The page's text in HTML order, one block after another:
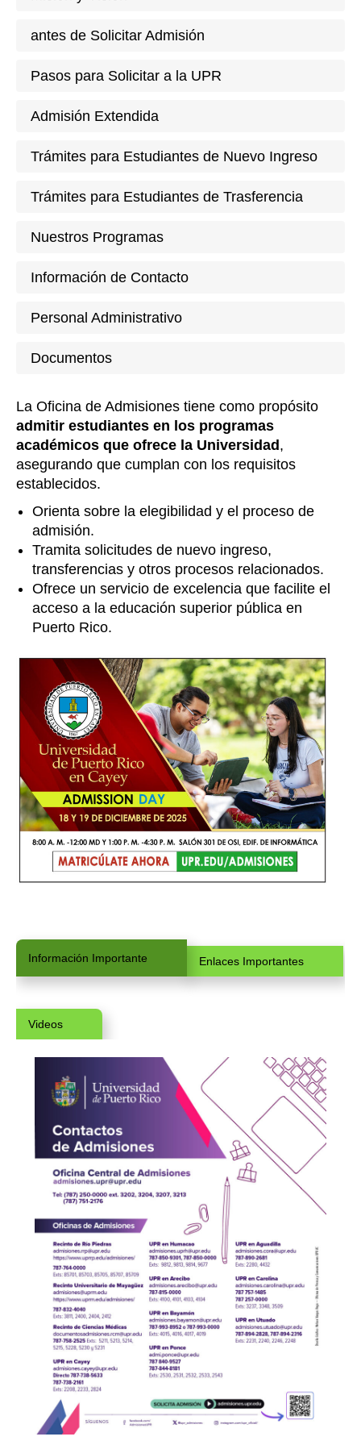
antes de Solicitar Admisión
Pasos para Solicitar a la UPR
Admisión Extendida
Trámites para Estudiantes de Nuevo Ingreso
Trámites para Estudiantes de Trasferencia
Nuestros Programas
Información de Contacto
Personal Administrativo
Documentos
La Oficina de Admisiones tiene como propósito
admitir estudiantes en los programas
académicos que ofrece la Universidad ,
asegurando que cumplan con los requisitos
establecidos.
Orienta sobre la elegibilidad y el proceso de
admisión.
Tramita solicitudes de nuevo ingreso,
transferencias y otros procesos relacionados.
Ofrece un servicio de excelencia que facilite el
acceso a la educación superior pública en
Puerto Rico.
Información Importante Enlaces Importantes
Videos